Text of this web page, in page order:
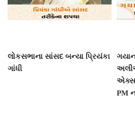
લોકસભાના સાંસદ બન્યા પ્રિયંકા
ગાંધી
PM